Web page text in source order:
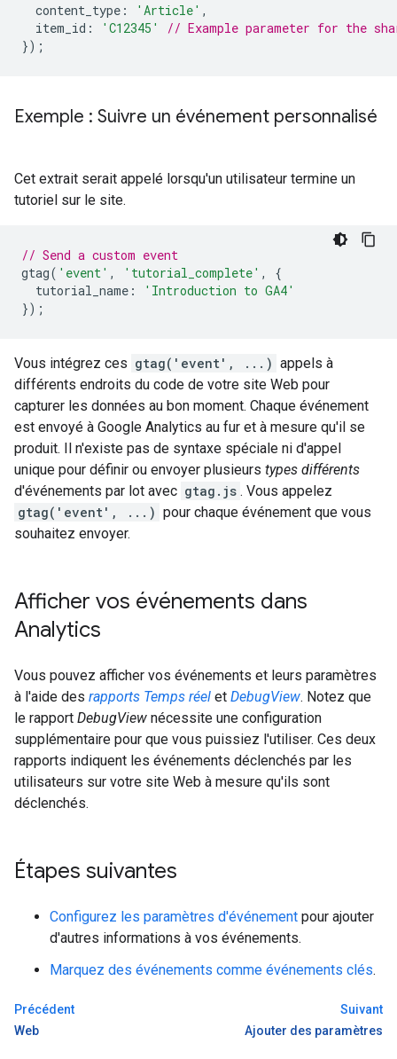
content_type : 'Article' ,
item_id : 'C12345'
// Example parameter for the
});
Exemple : Suivre un événement personnalisé
Cet extrait serait appelé lorsqu'un utilisateur termine un
tutoriel sur le site.
// Send a custom event
gtag( 'event' , 'tutorial_complete' ,
{
tutorial_name :
'Introduction to GA4'
});
Vous intégrez ces gtag('event', ...) appels à
différents endroits du code de votre site Web pour
capturer les données au bon moment. Chaque événement
est envoyé à Google Analytics au fur et à mesure qu'il se
produit. Il n'existe pas de syntaxe spéciale ni d'appel
unique pour définir ou envoyer plusieurs types différents
d'événements par lot avec gtag.js . Vous appelez
gtag('event', ...) pour chaque événement que vous
souhaitez envoyer.
Afficher vos événements dans
Analytics
Vous pouvez afficher vos événements et leurs paramètres
à l'aide des rapports Temps réel et DebugView. Notez que
le rapport DebugView nécessite une configuration
supplémentaire pour que vous puissiez l'utiliser. Ces deux
rapports indiquent les événements déclenchés par les
utilisateurs sur votre site Web à mesure qu'ils sont
déclenchés.
Étapes suivantes
Configurez les paramètres d'événement pour ajouter
d'autres informations à vos événements.
Marquez des événements comme événements clés.
Précédent
Web
Suivant
Ajouter des paramètres